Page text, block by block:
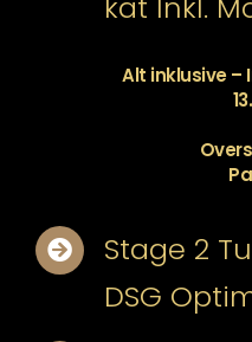
Alt inklusive –
Stage 2
DSG